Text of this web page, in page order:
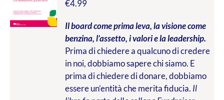
€4.99
Il board come prima leva, la visione come
benzina, l’assetto, i valori e la leadership.
Prima di chiedere a qualcuno di credere
in noi, dobbiamo sapere chi siamo. E
prima di chiedere di donare, dobbiamo
essere un’entità che merita fiducia. Il